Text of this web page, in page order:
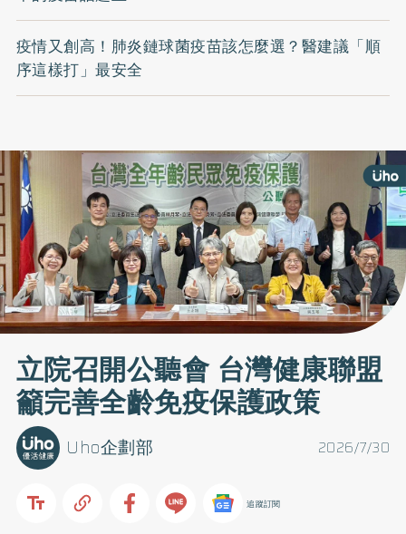
疫情又創高！肺炎鏈球菌疫苗該怎麼選？醫建議「順
序這樣打」最安全
立院召開公聽會 台灣健康聯盟
籲完善全齡免疫保護政策
2026/7/30
Uho企劃部
追蹤訂閱